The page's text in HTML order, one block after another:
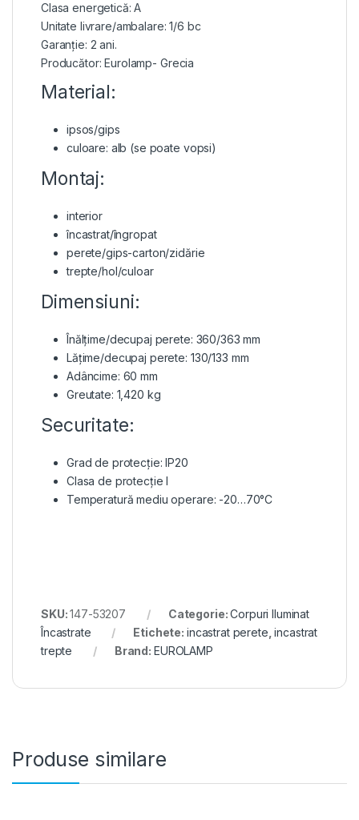
Clasa energetică: A
Unitate livrare/ambalare: 1/6 bc
Garanție: 2 ani.
Producător: Eurolamp- Grecia
Material:
ipsos/gips
culoare: alb (se poate vopsi)
Montaj:
interior
încastrat/îngropat
perete/gips-carton/zidărie
trepte/hol/culoar
Dimensiuni:
Înălțime/decupaj perete: 360/363 mm
Lățime/decupaj perete: 130/133 mm
Adâncime: 60 mm
Greutate: 1,420 kg
Securitate:
Grad de protecție: IP20
Clasa de protecție I
Temperatură mediu operare: -20…70°C
SKU:147-53207 Categorie:Corpuri Iluminat
Încastrate
Etichete: incastrat perete ,incastrat
trepte
Brand: EUROLAMP
Produse similare